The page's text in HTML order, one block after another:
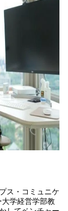
ス・コミュニケ
学経営学部教